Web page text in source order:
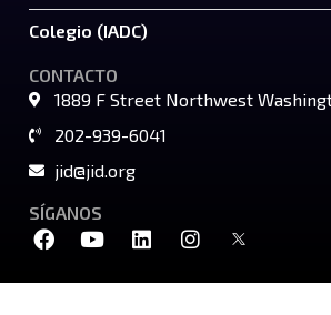
Colegio (IADC)
CONTACTO
1889 F Street Northwest
202-939-6041
jid@jid.org
SÍGANOS